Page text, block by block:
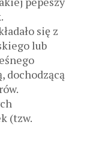
się z
lub
dochodzącą
(tzw.